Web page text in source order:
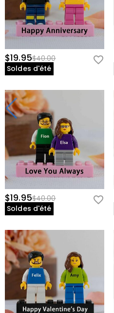
$19.95$40.00
Soldes d'été
$19.95$40.00
Soldes d'été